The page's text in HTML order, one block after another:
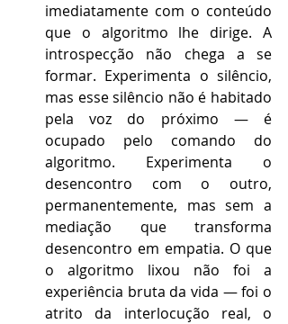
imediatamente com o conteúdo
que o algoritmo lhe dirige. A
introspecção não chega a se
formar. Experimenta o silêncio,
mas esse silêncio não é habitado
pela voz do próximo — é
ocupado pelo comando do
algoritmo. Experimenta o
desencontro com o outro,
permanentemente, mas sem a
mediação que transforma
desencontro em empatia. O que
o algoritmo lixou não foi a
experiência bruta da vida — foi o
atrito da interlocução real, o